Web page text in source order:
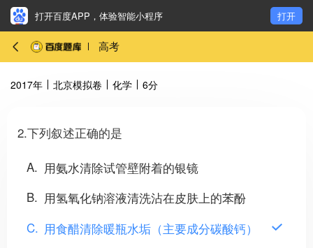
打开百度APP，体验智能小程序 打开
高考
2017年 北京模拟卷 化学 6分
2.下列叙述正确的是
A
用氨水清除试管壁附着的银镜
B
用氢氧化钠溶液清洗沾在皮肤上的苯酚
C 用食醋清除暖瓶水垢（主要成分碳酸钙）